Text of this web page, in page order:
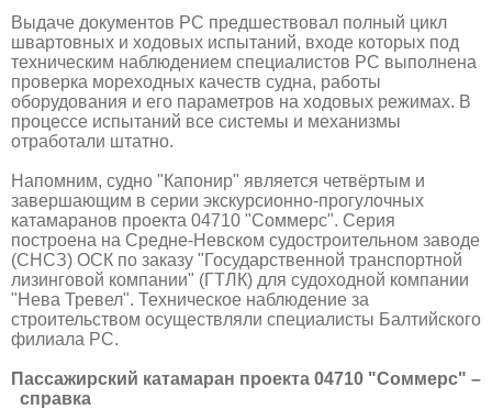
Выдаче документов РС предшествовал полный цикл
швартовных и ходовых испытаний, входе которых под
техническим наблюдением специалистов РС выполнена
проверка мореходных качеств судна, работы
оборудования и его параметров на ходовых режимах. В
процессе испытаний все системы и механизмы
отработали штатно.
Напомним, судно "Капонир" является четвёртым и
завершающим в серии экскурсионно-прогулочных
катамаранов проекта 04710 "Соммерс". Серия
построена на Средне-Невском судостроительном заводе
(СНСЗ) ОСК по заказу "Государственной транспортной
лизинговой компании" (ГТЛК) для судоходной компании
"Нева Тревел". Техническое наблюдение за
строительством осуществляли специалисты Балтийского
филиала РС.
Пассажирский катамаран проекта 04710 "Соммерс" –
справка